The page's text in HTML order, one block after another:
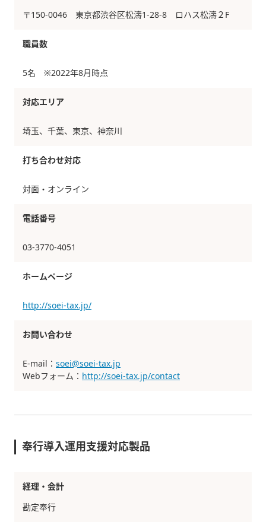
〒150-0046 東京都渋谷区松濤1-28-8 ロハス松濤２F
職員数
5名 ※2022年8月時点
対応エリア
埼玉、千葉、東京、神奈川
打ち合わせ対応
対面・オンライン
電話番号
03-3770-4051
ホームページ
http://soei-tax.jp/
お問い合わせ
E-mail： soei@soei-tax.jp
Webフォーム： http://soei-tax.jp/contact
奉行導入運用支援対応製品
経理・会計
勘定奉行